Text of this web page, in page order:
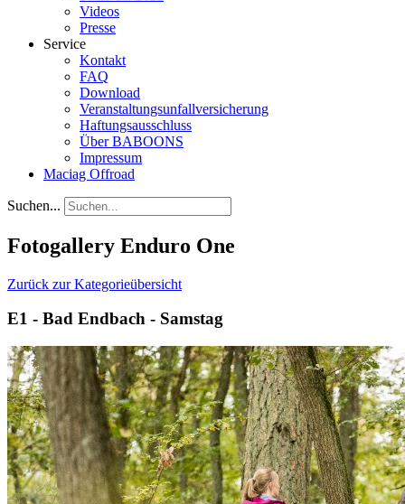
Videos
Presse
Service
Kontakt
FAQ
Download
Veranstaltungsunfallversicherung
Haftungsausschluss
Über BABOONS
Impressum
Maciag Offroad
Suchen...
Fotogallery Enduro One
Zurück zur Kategorieübersicht
E1 - Bad Endbach - Samstag